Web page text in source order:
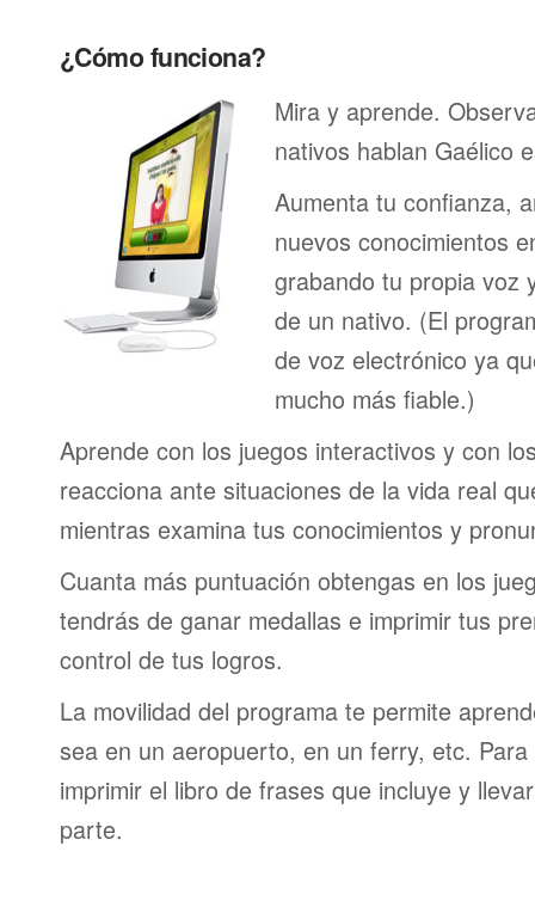
¿Cómo funciona?
Mira y aprende.
nativos hablan Gaélico
Aumenta tu confianza,
nuevos conocimientos
grabando tu propia voz
de un nativo. (El
de voz electrónico ya
mucho más fiable.)
Aprende con los juegos interactivos y con
reacciona ante situaciones de la vida real
mientras examina tus conocimientos y
Cuanta más puntuación obtengas en los
tendrás de ganar medallas e imprimir tus
control de tus logros.
La movilidad del programa te permite
sea en un aeropuerto, en un ferry, etc.
imprimir el libro de frases que incluye y
parte.